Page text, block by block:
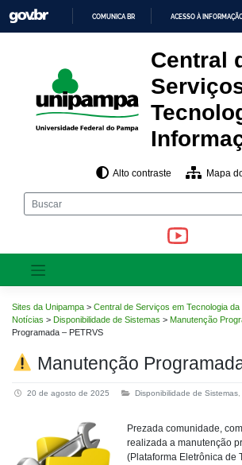
para
o
O
CONTEÚDO
COMUNICA BR ACESSO À
Central
Alto contraste Mapa
Sites da Unipampa > Central de Serviços em Tecnologia
Notícias > Disponibilidade de Sistemas > Manutenção
Programada – PETRVS
Manutenção
20 de agosto de 2025 Disponibilidade de Sistemas
Prezada comunidade,
realizada a manutenção
(Plataforma Eletrônica de